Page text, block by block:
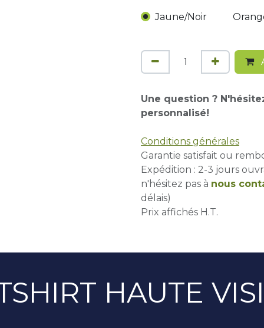
Jaune/Noir
Une question ?
personnalisé!
Conditions générales
Garantie satisfait ou
Expédition : 2-3 jours
n'hésitez pas à nous
délais)
Prix affichés H.T.
HAUTE